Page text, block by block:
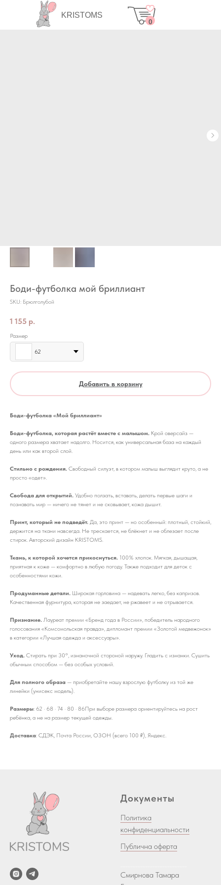
0
KRISTOMS
Боди-футболка мой бриллиант
SKU: Брюлголубой
1 155 р.
Размер
62
Добавить в корзину
Боди-футболка «Мой бриллиант»
Боди-футболка, которая растёт вместе с малышом. Крой оверсайз —
одного размера хватает надолго. Носится, как универсальная база на каждый
день или как второй слой.
Стильно с рождения. Свободный силуэт, в котором малыш выглядит круто, а не
просто «одет».
Свобода для открытий. Удобно ползать, вставать, делать первые шаги и
познавать мир — ничего не тянет и не сковывает, кожа дышит.
Принт, который не подведёт. Да, это принт — но особенный: плотный, стойкий,
держится на ткани навсегда. Не трескается, не блёкнет и не облезает после
стирок. Авторский дизайн KRISTOMS.
Ткань, к которой хочется прикоснуться. 100% хлопок. Мягкая, дышащая,
приятная к коже — комфортно в любую погоду. Также подходит для деток с
особенностями кожи.
Продуманные детали. Широкая горловина — надевать легко, без капризов.
Качественная фурнитура, которая не заедает, не ржавеет и не отрывается.
Признание. Лауреат премии «Бренд года в России», победитель народного
голосования «Комсомольская правда», дипломант премии «Золотой медвежонок»
в категории «Лучшая одежда и аксессуары».
Уход. Стирать при 30°, изнаночной стороной наружу. Гладить с изнанки. Сушить
обычным способом — без особых условий.
Для полного образа — приобретайте нашу взрослую футболку из той же
линейки (унисекс модель).
Размеры: 62 · 68 · 74 · 80 · 86При выборе размера ориентируйтесь на рост
ребёнка, а не на размер текущей одежды.
Доставка: СДЭК, Почта России, ОЗОН (всего 100 ₽), Яндекс.
Документы
Политика
конфиденциальности
Публична оферта
Смирнова Тамара